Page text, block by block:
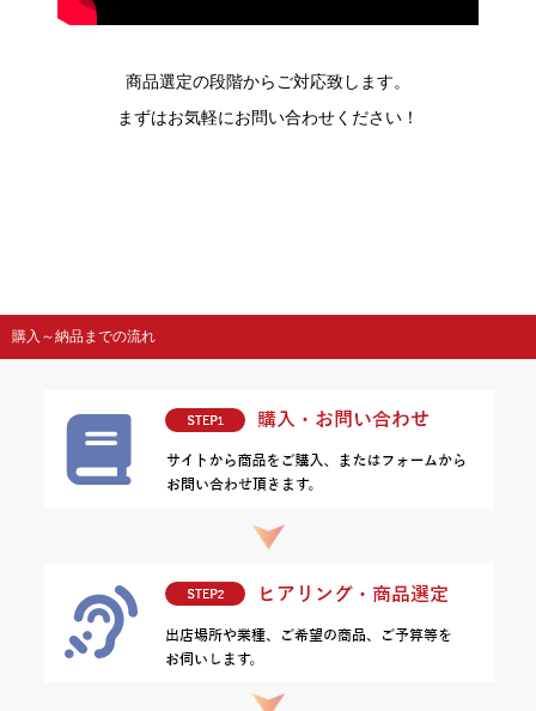
商品選定の段階からご対応致します。
まずはお気軽にお問い合わせください！
購入～納品までの流れ